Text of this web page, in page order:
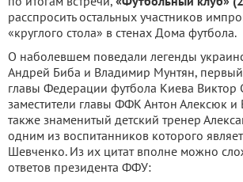
расспросить остальных участников
«круглого стола» в стенах Дома футбола.
О наболевшем поведали легенды
Андрей Биба и Владимир Мунтян, первый
главы Федерации футбола Киева Виктор
заместители главы ФФК Антон Алексюк и
также знаменитый детский тренер
одним из воспитанников которого
Шевченко. Из их цитат вполне можно
ответов президента ФФУ: